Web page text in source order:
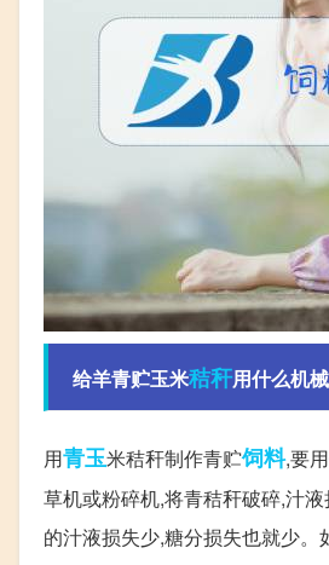
给羊青贮玉米秸秆用什么机
用青玉米秸秆制作青贮饲料,要
草机或粉碎机,将青秸秆破碎,汁
的汁液损失少,糖分损失也就少。